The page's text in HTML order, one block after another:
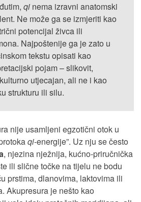
qi nema izravni anatomski
Ne može ga se izmjeriti kao
potencijal živca ili
Najpoštenije ga je zato u
tekstu opisati kao
pojam – slikovit,
utjecajan, ali ne i kao
strukturu ili silu.
nije usamljeni egzotični otok u
qi-energije”. Uz nju se često
, njezina nježnija, kućno-priručnička
ili slične točke na tijelu ne bodu
prstima, dlanovima, laktovima ili
Akupresura je nešto kao